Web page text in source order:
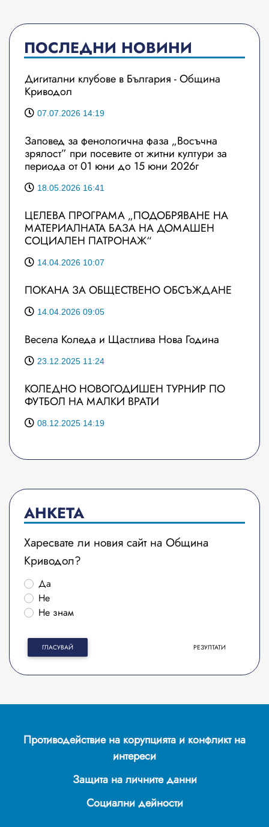
ПОСЛЕДНИ НОВИНИ
Дигитални клубове в България - Община
Криводол
07.07.2026 14:19
Заповед за фенологична фаза „Восъчна
зрялост” при посевите от житни култури за
периода от 01 юни до 15 юни 2026г
18.05.2026 16:41
ЦЕЛЕВА ПРОГРАМА „ПОДОБРЯВАНЕ НА
МАТЕРИАЛНАТА БАЗА НА ДОМАШЕН
СОЦИАЛЕН ПАТРОНАЖ“
14.04.2026 10:07
ПОКАНА ЗА ОБЩЕСТВЕНО ОБСЪЖДАНЕ
14.04.2026 09:05
Весела Коледа и Щастлива Нова Година
23.12.2025 11:24
КОЛЕДНО НОВОГОДИШЕН ТУРНИР ПО
ФУТБОЛ НА МАЛКИ ВРАТИ
08.12.2025 14:19
АНКЕТА
Харесвате ли новия сайт на Община
Криводол?
Да
Не
Не знам
ГЛАСУВАЙ РЕЗУЛТАТИ
Противодействие на корупцията и конфликт на
интереси
Защита на личните данни
Социални дейности